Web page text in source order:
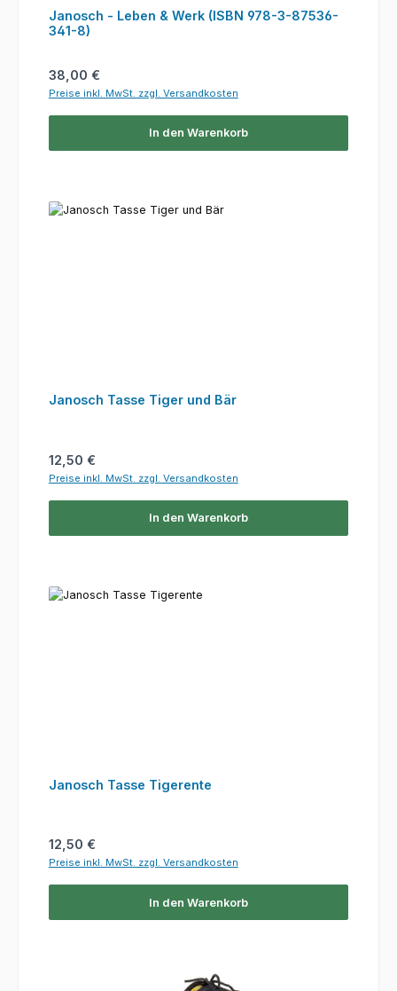
Janosch - Leben & Werk (ISBN 978-3-87536-
341-8)
Regulärer Preis:
38,00 €
Preise inkl. MwSt. zzgl. Versandkosten
In den Warenkorb
Janosch Tasse Tiger und Bär
Regulärer Preis:
12,50 €
Preise inkl. MwSt. zzgl. Versandkosten
In den Warenkorb
Janosch Tasse Tigerente
Regulärer Preis:
12,50 €
Preise inkl. MwSt. zzgl. Versandkosten
In den Warenkorb